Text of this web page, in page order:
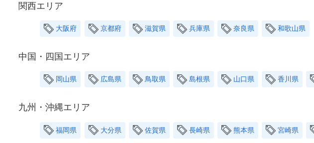
関西エリア
大阪府 京都府 滋賀県 兵庫県 奈良県 和歌山県
中国・四国エリア
岡山県 広島県 鳥取県 島根県 山口県 香川県
九州・沖縄エリア
福岡県 大分県 佐賀県 長崎県 熊本県 宮崎県